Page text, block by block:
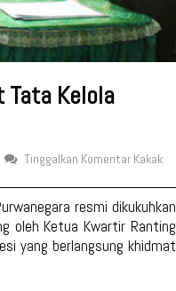
Tata Kelola
Tinggalkan Komentar Kakak
resmi dikukuhkan
oleh Ketua Kwartir Ranting
yang berlangsung khidmat